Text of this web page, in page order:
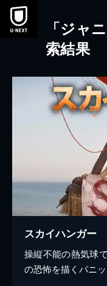
本文へスキップ
「ジャ
索結果
スカイハンガー
操縦不能の熱気球
の恐怖を描くパニ